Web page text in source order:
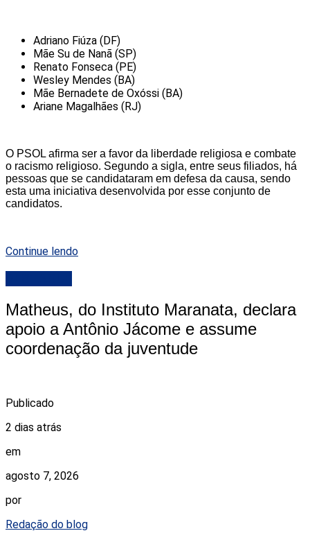
Adriano Fiúza (DF)
Mãe Su de Nanã (SP)
Renato Fonseca (PE)
Wesley Mendes (BA)
Mãe Bernadete de Oxóssi (BA)
Ariane Magalhães (RJ)
O PSOL afirma ser a favor da liberdade religiosa e combate
o racismo religioso. Segundo a sigla, entre seus filiados, há
pessoas que se candidataram em defesa da causa, sendo
esta uma iniciativa desenvolvida por esse conjunto de
candidatos.
Continue lendo
Matheus, do Instituto Maranata, declara
apoio a Antônio Jácome e assume
coordenação da juventude
Publicado
2 dias atrás
em
agosto 7, 2026
por
Redação do blog